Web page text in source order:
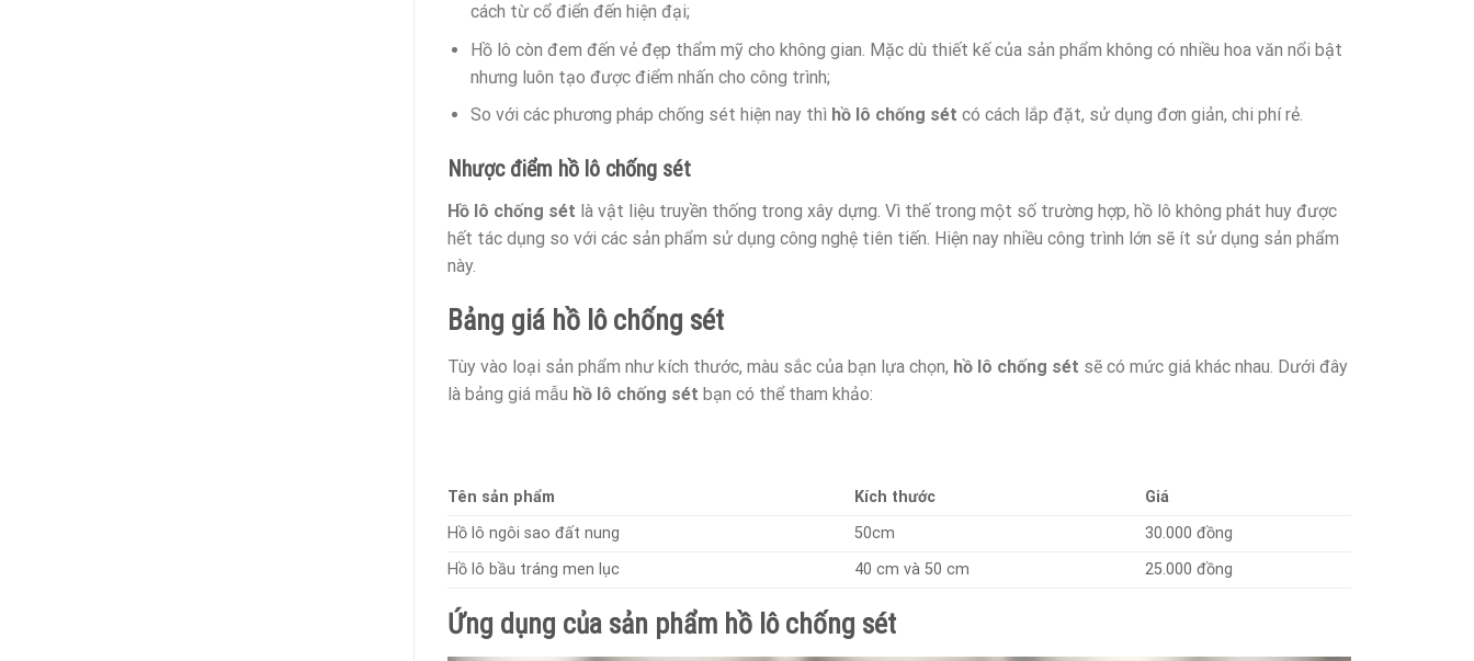
cách từ cổ điển đến hiện đại;
Hồ lô còn đem đến vẻ đẹp thẩm mỹ cho không gian. Mặc dù thiết kế của sản phẩm không có nhiều hoa văn nổi bật
nhưng luôn tạo được điểm nhấn cho công trình;
So với các phương pháp chống sét hiện nay thì hồ lô chống sét có cách lắp đặt, sử dụng đơn giản, chi phí rẻ.
Nhược điểm hồ lô chống sét
Hồ lô chống sét là vật liệu truyền thống trong xây dựng. Vì thế trong một số trường hợp, hồ lô không phát huy được
hết tác dụng so với các sản phẩm sử dụng công nghệ tiên tiến. Hiện nay nhiều công trình lớn sẽ ít sử dụng sản phẩm
này.
Bảng giá hồ lô chống sét
Tùy vào loại sản phẩm như kích thước, màu sắc của bạn lựa chọn, hồ lô chống sét sẽ có mức giá khác nhau. Dưới đây
là bảng giá mẫu hồ lô chống sét bạn có thể tham khảo:
Tên sản phẩm Kích thước
Giá
Hồ lô ngôi sao đất nung
50cm
30.000 đồng
Hồ lô bầu tráng men lục
40 cm và 50 cm 25.000 đồng
Ứng dụng của sản phẩm hồ lô chống sét